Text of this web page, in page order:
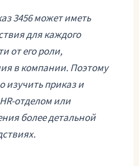
3456 может иметь
для каждого
от его роли,
в компании. Поэтому
изучить приказ и
отделом или
более детальной